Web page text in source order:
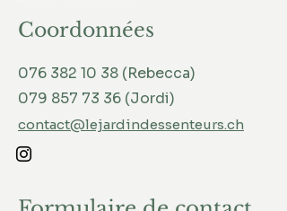
Coordonnées
076 382 10 38 (Rebecca)
079 857 73 36 (Jordi)
contact@lejardindessenteurs.ch